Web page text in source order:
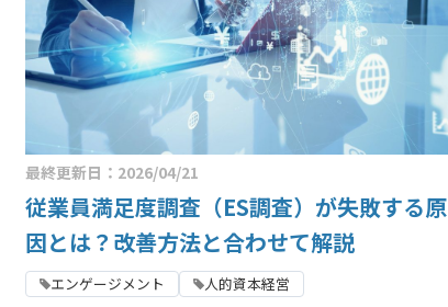
最終更新日：2026/04/21
従業員満足度調査（ES調査）が失敗する原
因とは？改善方法と合わせて解説
エンゲージメント 人的資本経営